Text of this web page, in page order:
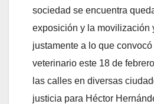
sociedad se encuentra
exposición y la movilización
justamente a lo que
veterinario este 18 de
las calles en diversas
justicia para Héctor